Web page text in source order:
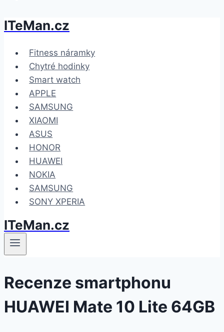
Přeskočit
obsah
ITeMan.cz
Fitness náramky
Chytré hodinky
Smart watch
APPLE
SAMSUNG
XIAOMI
ASUS
HONOR
HUAWEI
NOKIA
SAMSUNG
SONY XPERIA
ITeMan.cz
Recenze smartphonu
HUAWEI Mate 10 Lite 64GB